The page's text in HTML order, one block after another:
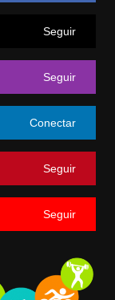
Seguir
Seguir
Conectar
Seguir
Seguir